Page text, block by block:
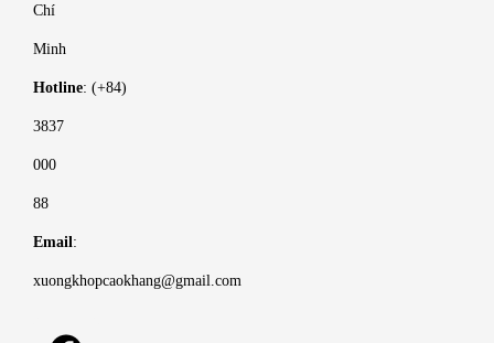
Chí
Minh
Hotline: (+84)
3837
000
88
Email :
xuongkhopcaokhang@gmail.com